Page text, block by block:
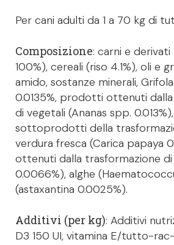
Per cani adulti da 1 a 70 kg di
Composizione: carni e derivati
100%), cereali (riso 4.1%), oli e
amido, sostanze minerali,
0.0135%, prodotti ottenuti
di vegetali (Ananas spp.
sottoprodotti della
verdura fresca (Carica papaya
ottenuti dalla trasformazione
0.0066%), alghe
(astaxantina 0.0025%).
Additivi (per kg): Additivi
D3 150 UI, vitamina E/tutto-